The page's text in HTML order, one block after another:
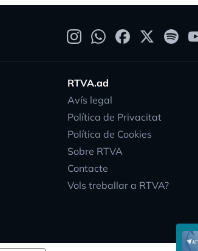
RTVA.ad
Avís legal
Política de Privacitat
Política de Cookies
Sobre RTVA
Contacte
Vols treballar a RTVA?